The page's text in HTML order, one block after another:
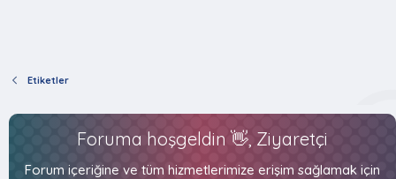
Etiketler
Foruma hoşgeldin 👋, Ziyaretçi
Forum içeriğine ve tüm hizmetlerimize erişim sağlamak için